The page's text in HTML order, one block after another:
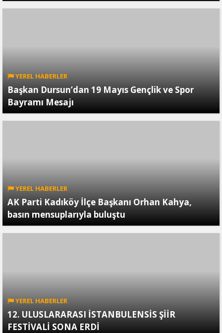
YEREL HABERLER
Başkan Dursun’dan 19 Mayıs Gençlik ve Spor
Bayramı Mesajı
YEREL HABERLER
AK Parti Kadıköy İlçe Başkanı Orhan Kahya,
basın mensuplarıyla buluştu
YEREL HABERLER
12. ULUSLARARASI İSTANBULENSİS ŞİİR
FESTİVALİ SONA ERDİ